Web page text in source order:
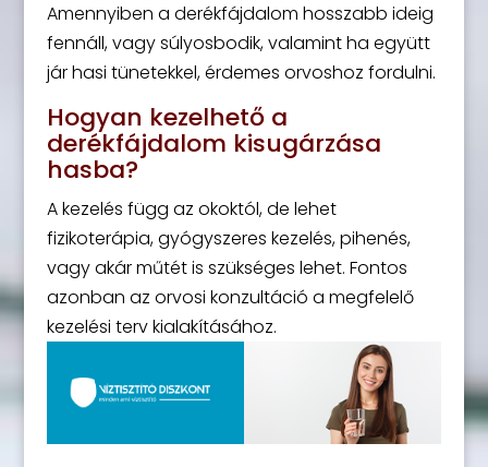
Amennyiben a derékfájdalom hosszabb ideig
fennáll, vagy súlyosbodik, valamint ha együtt
jár hasi tünetekkel, érdemes orvoshoz fordulni.
Hogyan kezelhető a
derékfájdalom kisugárzása
hasba?
A kezelés függ az okoktól, de lehet
fizikoterápia, gyógyszeres kezelés, pihenés,
vagy akár műtét is szükséges lehet. Fontos
azonban az orvosi konzultáció a megfelelő
kezelési terv kialakításához.